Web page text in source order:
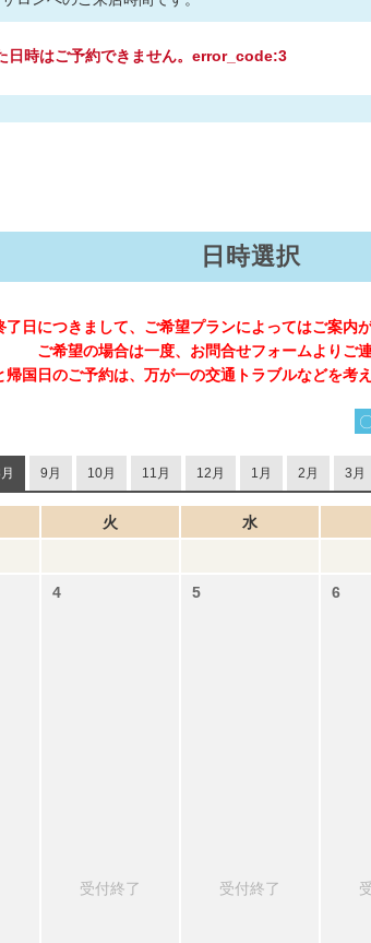
日時はご予約できません。error_code:3
日時選択
日につきまして、ご希望プランによってはご案内
ご希望の場合は一度、お問合せフォームよりご
国日のご予約は、万が一の交通トラブルなどを考
9月 10月 11月 12月 1月 2月 3月
火 水
受付終了 受付終了